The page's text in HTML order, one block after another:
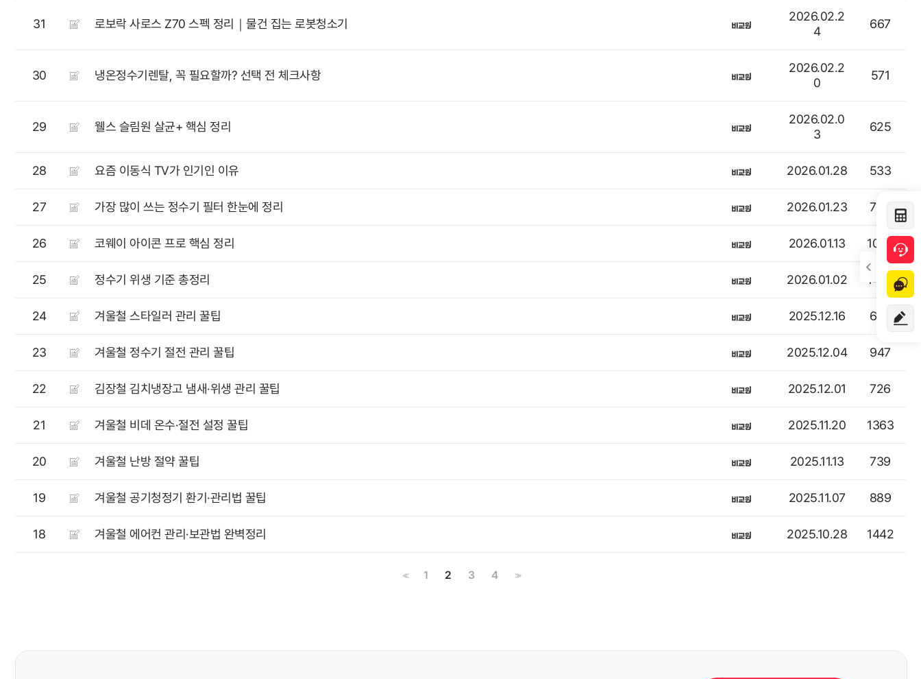
31 로보락 사로스 Z70 스펙 정리｜물건 집는 로봇청소기
2026.02.2
4
667
30 냉온정수기렌탈, 꼭 필요할까? 선택 전 체크사항
2026.02.2
0
571
29 웰스 슬림원 살균+ 핵심 정리
2026.02.0
3
625
28 요즘 이동식 TV가 인기인 이유 2026.01.28 533
27 가장 많이 쓰는 정수기 필터 한눈에 정리 2026.01.23 789
26 코웨이 아이콘 프로 핵심 정리 2026.01.13 1094
25 정수기 위생 기준 총정리 2026.01.02 1484
24 겨울철 스타일러 관리 꿀팁 2025.12.16 683
23 겨울철 정수기 절전 관리 꿀팁 2025.12.04 947
22 김장철 김치냉장고 냄새·위생 관리 꿀팁 2025.12.01 726
21 겨울철 비데 온수·절전 설정 꿀팁 2025.11.20 1363
20 겨울철 난방 절약 꿀팁 2025.11.13 739
19 겨울철 공기청정기 환기·관리법 꿀팁 2025.11.07 889
18 겨울철 에어컨 관리·보관법 완벽정리 2025.10.28 1442
<< 1 2 3 4 >>